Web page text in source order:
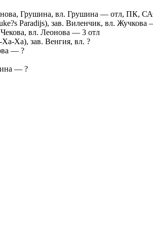
Грушина, вл. Грушина — отл, ПК,
Paradijs), зав. Виленчик, вл. Жучкова
вл. Леонова — 3 отл
Ха), зав. Венгия, вл. ?
— ?
— ?